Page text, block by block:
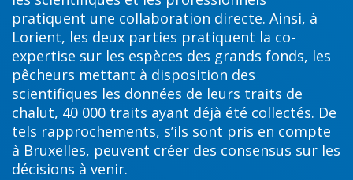
pratiquent une collaboration directe. Ainsi, à
Lorient, les deux parties pratiquent la co-
expertise sur les espèces des grands fonds, les
pêcheurs mettant à disposition des
scientifiques les données de leurs traits de
chalut, 40 000 traits ayant déjà été collectés. De
tels rapprochements, s’ils sont pris en compte
à Bruxelles, peuvent créer des consensus sur les
décisions à venir.